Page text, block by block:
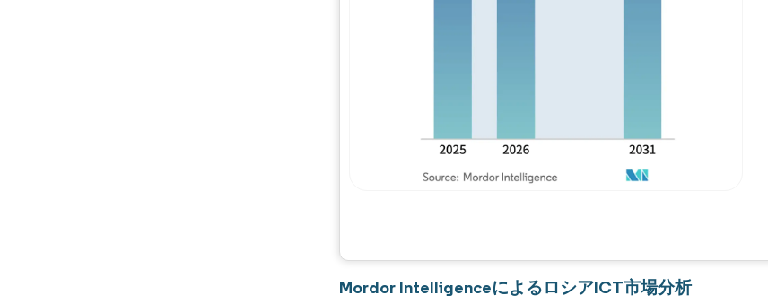
画像 © Mordor Intelligence。再利用にはCC
Mordor IntelligenceによるロシアICT市場分析